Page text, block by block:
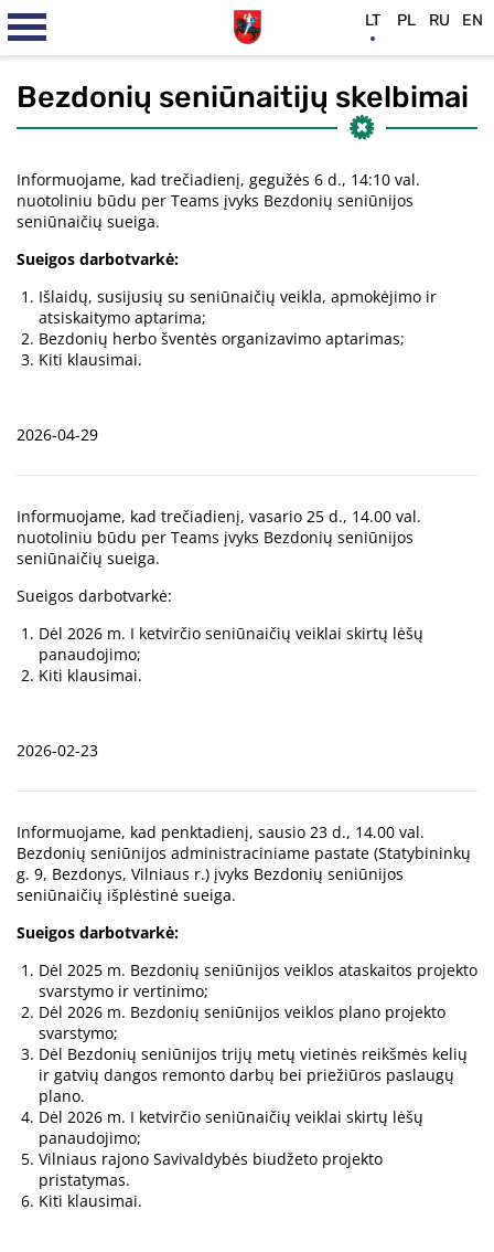
Bezdonių seniūnaitijų skelbimai
Informuojame, kad trečiadienį, gegužės 6 d., 14:10 val.
nuotoliniu būdu per Teams įvyks Bezdonių seniūnijos
seniūnaičių sueiga.
Sueigos darbotvarkė:
Išlaidų, susijusių su seniūnaičių veikla, apmokėjimo ir
atsiskaitymo aptarima;
Bezdonių herbo šventės organizavimo aptarimas;
Kiti klausimai.
2026-04-29
Informuojame, kad trečiadienį, vasario 25 d., 14.00 val.
nuotoliniu būdu per Teams įvyks Bezdonių seniūnijos
seniūnaičių sueiga.
Sueigos darbotvarkė:
Dėl 2026 m. I ketvirčio seniūnaičių veiklai skirtų lėšų
panaudojimo;
Kiti klausimai.
2026-02-23
Informuojame, kad penktadienį, sausio 23 d., 14.00 val.
Bezdonių seniūnijos administraciniame pastate (Statybininkų
g. 9, Bezdonys, Vilniaus r.) įvyks Bezdonių seniūnijos
seniūnaičių išplėstinė sueiga.
Sueigos darbotvarkė:
Dėl 2025 m. Bezdonių seniūnijos veiklos ataskaitos projekto
svarstymo ir vertinimo;
Dėl 2026 m. Bezdonių seniūnijos veiklos plano projekto
svarstymo;
Dėl Bezdonių seniūnijos trijų metų vietinės reikšmės kelių
ir gatvių dangos remonto darbų bei priežiūros paslaugų
plano.
Dėl 2026 m. I ketvirčio seniūnaičių veiklai skirtų lėšų
panaudojimo;
Vilniaus rajono Savivaldybės biudžeto projekto
pristatymas.
Kiti klausimai.
LT PL RU EN